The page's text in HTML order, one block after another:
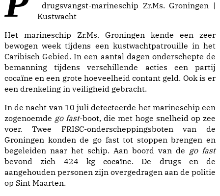
drugsvangst-marineschip Zr.Ms. Groningen |
Kustwacht
Het marineschip Zr.Ms. Groningen kende een zeer
bewogen week tijdens een kustwachtpatrouille in het
Caribisch Gebied. In een aantal dagen onderschepte de
bemanning tijdens verschillende acties een partij
cocaïne en een grote hoeveelheid contant geld. Ook is er
een drenkeling in veiligheid gebracht.
In de nacht van 10 juli detecteerde het marineschip een
zogenoemde go fast-boot, die met hoge snelheid op zee
voer. Twee FRISC-onderscheppingsboten van de
Groningen konden de go fast tot stoppen brengen en
begeleiden naar het schip. Aan boord van de go fast
bevond zich 424 kg cocaïne. De drugs en de
aangehouden personen zijn overgedragen aan de politie
op Sint Maarten.